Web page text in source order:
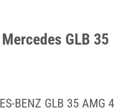
GLB 35
BENZ GLB 35 AMG 4